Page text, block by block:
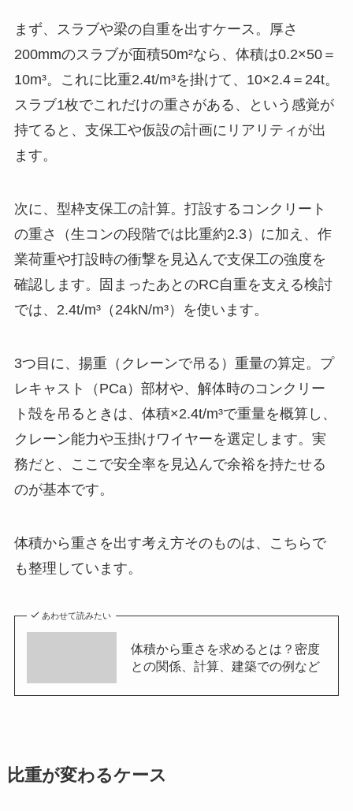
まず、スラブや梁の自重を出すケース。厚さ
200mmのスラブが面積50m²なら、体積は0.2×50＝
10m³。これに比重2.4t/m³を掛けて、10×2.4＝24t。
スラブ1枚でこれだけの重さがある、という感覚が
持てると、支保工や仮設の計画にリアリティが出
ます。
次に、型枠支保工の計算。打設するコンクリート
の重さ（生コンの段階では比重約2.3）に加え、作
業荷重や打設時の衝撃を見込んで支保工の強度を
確認します。固まったあとのRC自重を支える検討
では、2.4t/m³（24kN/m³）を使います。
3つ目に、揚重（クレーンで吊る）重量の算定。プ
レキャスト（PCa）部材や、解体時のコンクリー
ト殻を吊るときは、体積×2.4t/m³で重量を概算し、
クレーン能力や玉掛けワイヤーを選定します。実
務だと、ここで安全率を見込んで余裕を持たせる
のが基本です。
体積から重さを出す考え方そのものは、こちらで
も整理しています。
あわせて読みたい
体積から重さを求めるとは？密度
との関係、計算、建築での例など
比重が変わるケース